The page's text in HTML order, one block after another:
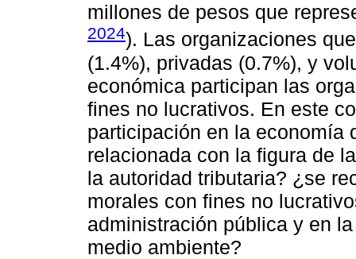
millones de pesos que
2024). Las organizaciones
(1.4%), privadas (0.7%), y
económica participan las
fines no lucrativos. En este
participación en la economía
relacionada con la figura de
la autoridad tributaria? ¿se
morales con fines no
administración pública y en
medio ambiente?